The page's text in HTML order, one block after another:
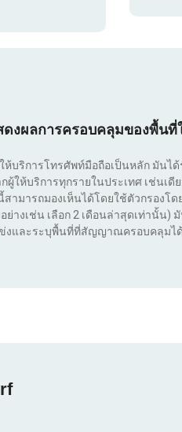
ดงผลการครอบคลุมของพื้น
ห้บริการโทรศัพท์มือถือเป็นหลัก มันไ
ให้บริการทุกรายในประเทศ เช่นเดี
มารถมองเห็นได้โดยใช้ตัวกรองโดย
ย่างเช่น เลือก 2 เดือนล่าสุดเท่านั้น)
ข่งและระบุพื้นที่ที่สัญญาณครอบคลุมไ